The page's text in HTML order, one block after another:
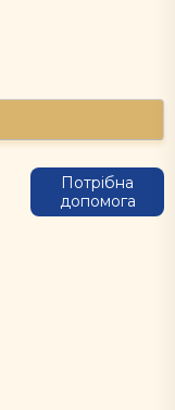
Потрібна
допомога